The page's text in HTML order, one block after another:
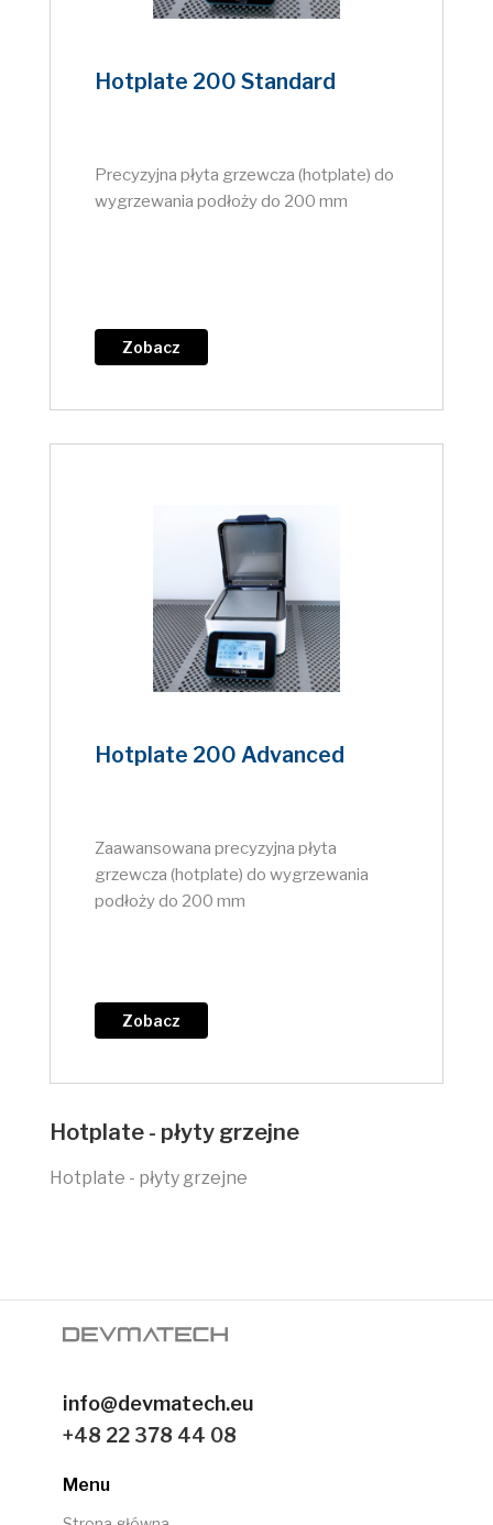
Hotplate 200 Standard
Precyzyjna płyta grzewcza (hotplate) do
wygrzewania podłoży do 200 mm
Zobacz
Hotplate 200 Advanced
Zaawansowana precyzyjna płyta
grzewcza (hotplate) do wygrzewania
podłoży do 200 mm
Zobacz
Hotplate - płyty grzejne
Hotplate - płyty grzejne
info@devmatech.eu
+48 22 378 44 08
Menu